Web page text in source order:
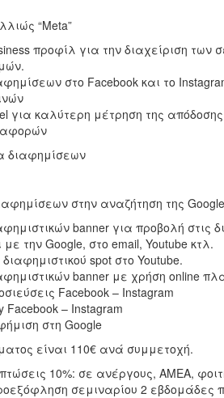
“Meta”
προφίλ για την διαχείριση των
στο Facebook και το
για καλύτερη μέτρηση της απόδοσης
διαφημίσεων
στην αναζήτηση της Google
banner για προβολή στις
την Google, στο email, Youtube κτλ.
spot στο Youtube.
banner με χρήση online
Facebook – Instagram
Facebook – Instagram
στη Google
είναι 110€ ανά συμμετοχή.
10%: σε ανέργους, AMEA,
σεμιναρίου 2 εβδομάδες